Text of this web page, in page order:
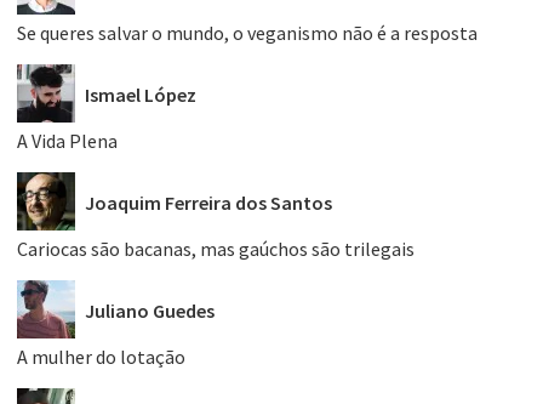
Se queres salvar o mundo, o veganismo não é a resposta
Ismael López
A Vida Plena
Joaquim Ferreira dos Santos
Cariocas são bacanas, mas gaúchos são trilegais
Juliano Guedes
A mulher do lotação